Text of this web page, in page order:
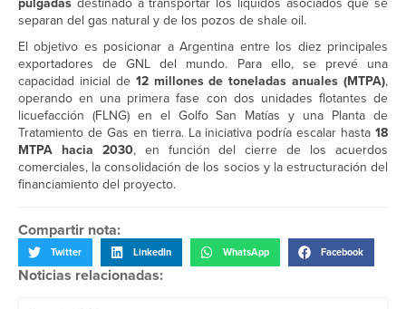
separan del gas natural y de los pozos de shale oil.
El objetivo es posicionar a Argentina entre los diez principales
exportadores de GNL del mundo. Para ello, se prevé una
capacidad inicial de 12 millones de toneladas anuales (MTPA),
operando en una primera fase con dos unidades flotantes de
licuefacción (FLNG) en el Golfo San Matías y una Planta de
Tratamiento de Gas en tierra. La iniciativa podría escalar hasta 18
MTPA hacia 2030, en función del cierre de los acuerdos
comerciales, la consolidación de los socios y la estructuración del
financiamiento del proyecto.
Compartir nota:
Twitter LinkedIn WhatsApp Facebook
Noticias relacionadas: